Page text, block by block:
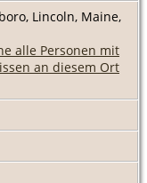
Lincoln, Maine,